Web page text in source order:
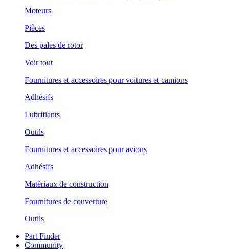
Moteurs
Pièces
Des pales de rotor
Voir tout
Fournitures et accessoires pour voitures et camions
Adhésifs
Lubrifiants
Outils
Fournitures et accessoires pour avions
Adhésifs
Matériaux de construction
Fournitures de couverture
Outils
Part Finder
Community